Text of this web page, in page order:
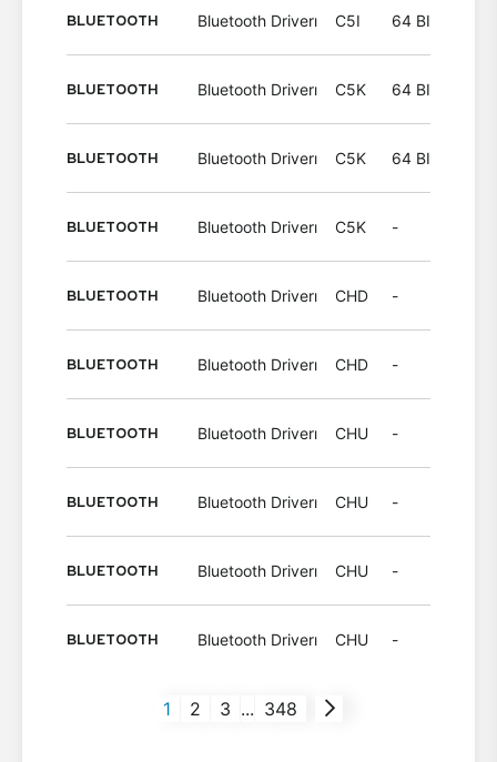
BLUETOOTH Bluetooth Driverı C5I 64 BIT
BLUETOOTH Bluetooth Driverı C5K 64 BIT
BLUETOOTH Bluetooth Driverı C5K 64 BIT
BLUETOOTH Bluetooth Driverı C5K -
BLUETOOTH Bluetooth Driverı CHD -
BLUETOOTH Bluetooth Driverı CHD -
BLUETOOTH Bluetooth Driverı CHU -
BLUETOOTH Bluetooth Driverı CHU -
BLUETOOTH Bluetooth Driverı CHU -
BLUETOOTH Bluetooth Driverı CHU -
1 2 3 ... 348